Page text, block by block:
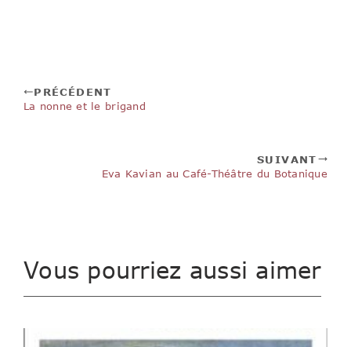
PRÉCÉDENT
La nonne et le brigand
SUIVANT
Eva Kavian au Café-Théâtre du Botanique
Vous pourriez aussi aimer